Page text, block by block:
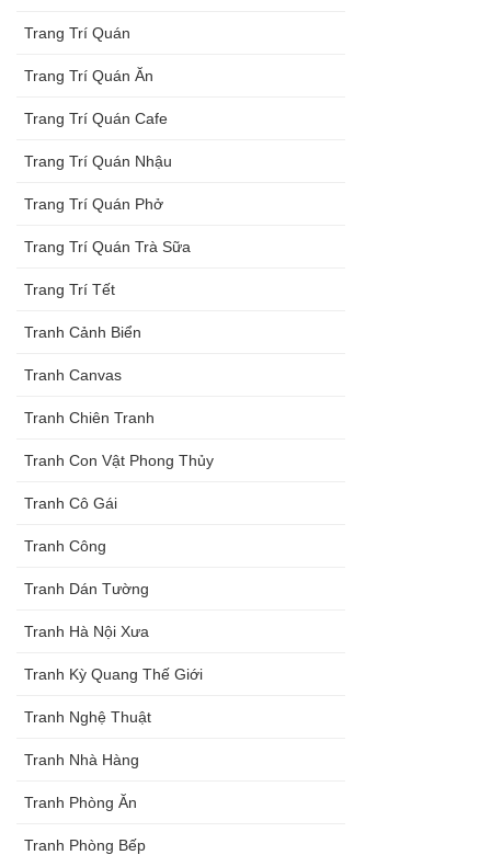
Trang Trí Quán
Trang Trí Quán Ăn
Trang Trí Quán Cafe
Trang Trí Quán Nhậu
Trang Trí Quán Phở
Trang Trí Quán Trà Sữa
Trang Trí Tết
Tranh Cảnh Biển
Tranh Canvas
Tranh Chiên Tranh
Tranh Con Vật Phong Thủy
Tranh Cô Gái
Tranh Công
Tranh Dán Tường
Tranh Hà Nội Xưa
Tranh Kỳ Quang Thế Giới
Tranh Nghệ Thuật
Tranh Nhà Hàng
Tranh Phòng Ăn
Tranh Phòng Bếp